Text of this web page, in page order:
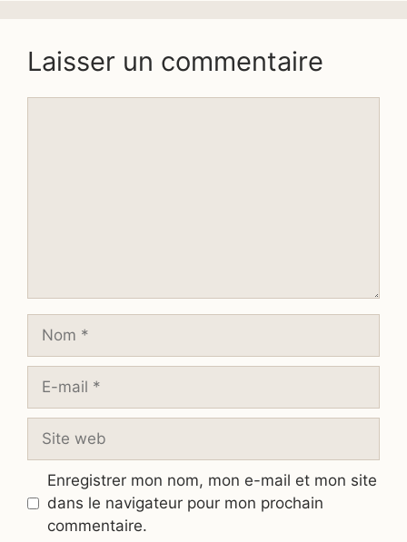
Laisser un commentaire
Nom
Site
Enregistrer mon nom, mon e-mail et mon site
dans le navigateur pour mon prochain
commentaire.